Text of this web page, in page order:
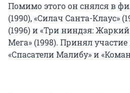
Помимо этого он снялся в
(1990), «Силач Санта-Клаус»
(1996) и «Три ниндзя:
Мега» (1998). Принял участие
«Спасатели Малибу» и